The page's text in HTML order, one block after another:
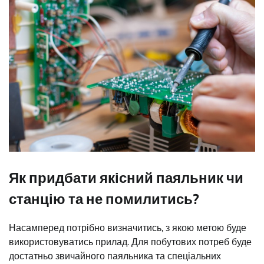
Як придбати якісний паяльник чи
станцію та не помилитись?
Насамперед потрібно визначитись, з якою метою буде
використовуватись прилад. Для побутових потреб буде
достатньо звичайного паяльника та спеціальних